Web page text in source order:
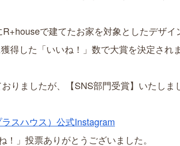
R+houseで建てたお家を対象としたデザイ
得した「いいね！」数で大賞を決定されま
りましたが、【SNS部門受賞】いたしま
スハウス）公式Instagram
」投票ありがとうございました。